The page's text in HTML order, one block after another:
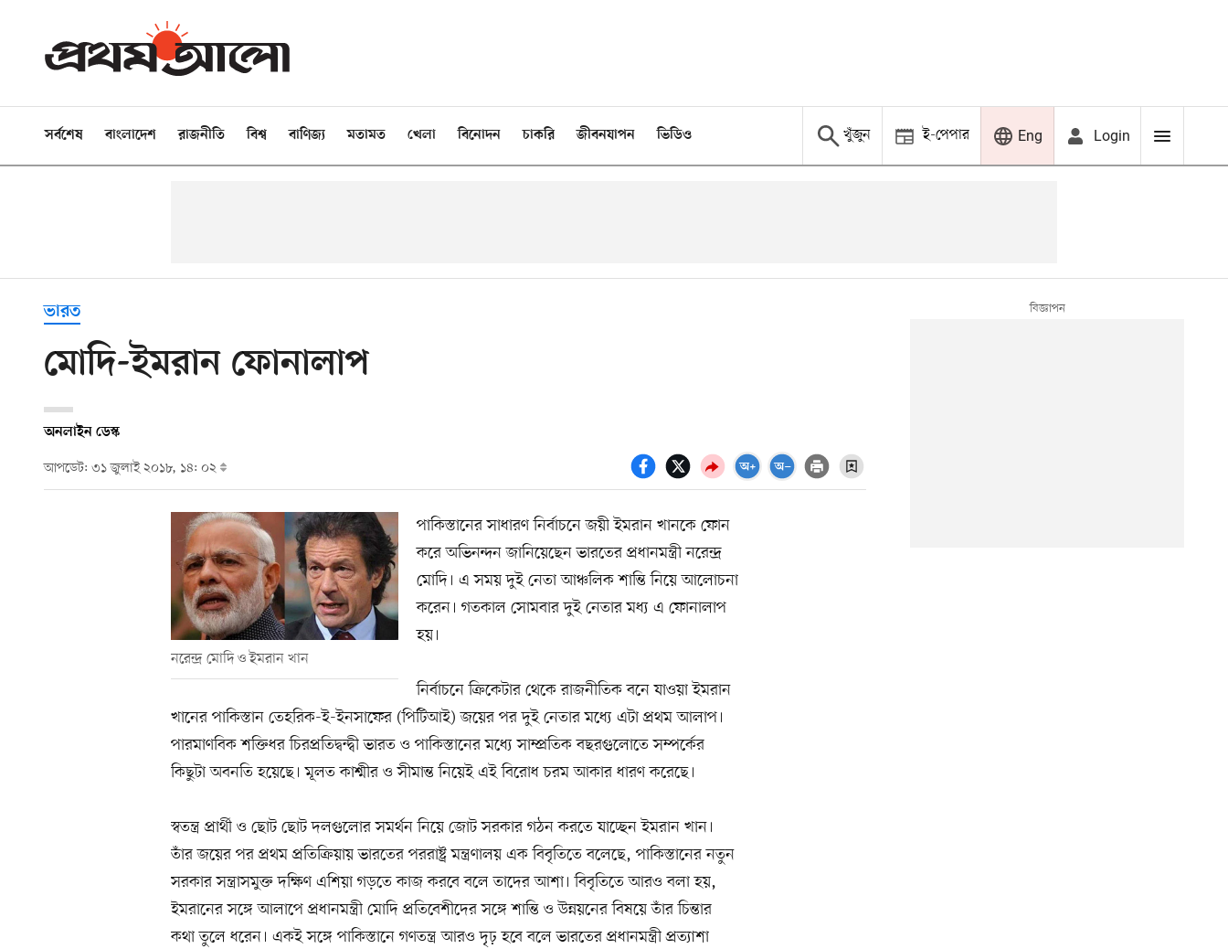
সর্বশেষ বাংলাদেশ রাজনীতি বিশ্ব বাণিজ্য মতামত খেলা বিনোদন চাকরি জীবনযাপন ভিডিও খুঁজুন ই-পেপার Eng Login
ভারত
মোদি-ইমরান ফোনালাপ
অনলাইন ডেস্ক
আপডেট: ৩১ জুলাই ২০১৮, ১৪: ০২
নরেন্দ্র মোদি ও ইমরান খান
পাকিস্তানের সাধারণ নির্বাচনে জয়ী ইমরান খানকে ফোন
করে অভিনন্দন জানিয়েছেন ভারতের প্রধানমন্ত্রী নরেন্দ্র
মোদি। এ সময় দুই নেতা আঞ্চলিক শান্তি নিয়ে আলোচনা
করেন। গতকাল সোমবার দুই নেতার মধ্য এ ফোনালাপ
হয়।
নির্বাচনে ক্রিকেটার থেকে রাজনীতিক বনে যাওয়া ইমরান
খানের পাকিস্তান তেহরিক-ই-ইনসাফের (পিটিআই) জয়ের পর দুই নেতার মধ্যে এটা প্রথম আলাপ।
পারমাণবিক শক্তিধর চিরপ্রতিদ্বন্দ্বী ভারত ও পাকিস্তানের মধ্যে সাম্প্রতিক বছরগুলোতে সম্পর্কের
কিছুটা অবনতি হয়েছে। মূলত কাশ্মীর ও সীমান্ত নিয়েই এই বিরোধ চরম আকার ধারণ করেছে।
স্বতন্ত্র প্রার্থী ও ছোট ছোট দলগুলোর সমর্থন নিয়ে জোট সরকার গঠন করতে যাচ্ছেন ইমরান খান।
তাঁর জয়ের পর প্রথম প্রতিক্রিয়ায় ভারতের পররাষ্ট্র মন্ত্রণালয় এক বিবৃতিতে বলেছে, পাকিস্তানের নতুন
সরকার সন্ত্রাসমুক্ত দক্ষিণ এশিয়া গড়তে কাজ করবে বলে তাদের আশা। বিবৃতিতে আরও বলা হয়,
ইমরানের সঙ্গে আলাপে প্রধানমন্ত্রী মোদি প্রতিবেশীদের সঙ্গে শান্তি ও উন্নয়নের বিষয়ে তাঁর চিন্তার
কথা তুলে ধরেন। একই সঙ্গে পাকিস্তানে গণতন্ত্র আরও দৃঢ় হবে বলে ভারতের প্রধানমন্ত্রী প্রত্যাশা